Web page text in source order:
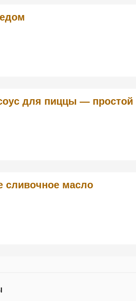
для пиццы — простой
сливочное масло